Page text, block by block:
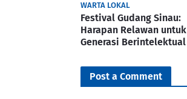
WARTA LOKAL
Festival Gudang Sinau:
Harapan Relawan untuk
Generasi Berintelektual
Post a Comment